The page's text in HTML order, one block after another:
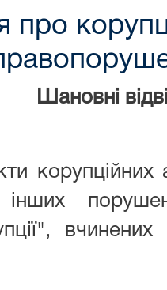
про
Шановні
інших
вчинених